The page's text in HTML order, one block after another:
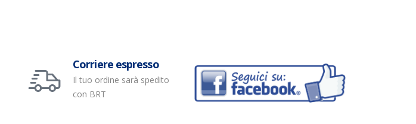
Corriere espresso
Il tuo ordine sarà spedito
con BRT